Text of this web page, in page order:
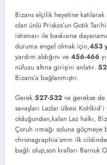
Bizans elçilik heyetine katılarak
olan ünlü Priskos’un Gotik
istismarı ile baskısına
duruma engel olmak için,453
yardım aldığını ve 456-466
nüfuzu altına girişini anlatır.
Bizans’a bağlanmıştır.
Gerek 527-532 ve gerekse de
savaşları Lazlar ülkesi Kohlkid’i
olduğundan,kalan Laz halkı,
Çoruh ırmağı soluna göçmeye
chronagraphia’smm ilk
bağlı olup,son kralları Barnuk